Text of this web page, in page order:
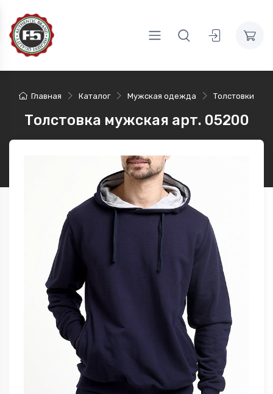
Главная Каталог Мужская одежда Толстовки
Толстовка мужская арт. 05200